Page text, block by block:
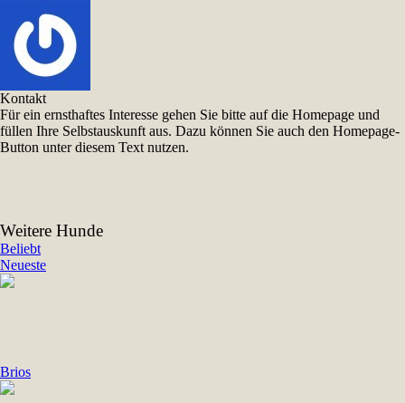
Kontakt
Für ein ernsthaftes Interesse gehen Sie bitte auf die Homepage und
füllen Ihre Selbstauskunft aus. Dazu können Sie auch den Homepage-
Button unter diesem Text nutzen.
Weitere Hunde
Beliebt
Neueste
Brios